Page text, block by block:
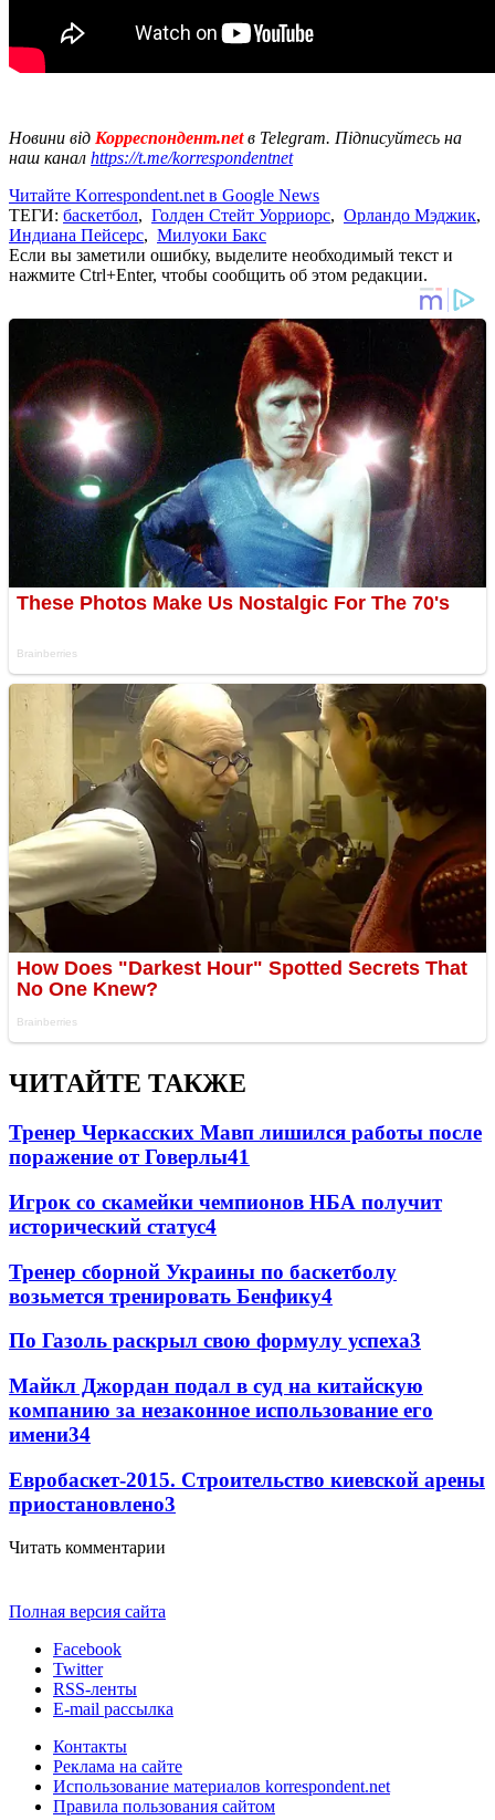
Новини від Корреспондент.netв Telegram. Підписуйтесь на
наш канал https://t.me/korrespondentnet
Читайте Korrespondent.net в Google News
ТЕГИ: баскетбол, Голден Стейт Уорриорс, Орландо Мэджик,
Индиана Пейсерс, Милуоки Бакс
Если вы заметили ошибку, выделите необходимый текст и
нажмите Ctrl+Enter, чтобы сообщить об этом редакции.
ЧИТАЙТЕ ТАКЖЕ
Тренер Черкасских Мавп лишился работы после
поражение от Говерлы41
Игрок со скамейки чемпионов НБА получит
исторический статус4
Тренер сборной Украины по баскетболу
возьмется тренировать Бенфику4
По Газоль раскрыл свою формулу успеха3
Майкл Джордан подал в суд на китайскую
компанию за незаконное использование его
имени34
Евробаскет-2015. Строительство киевской арены
приостановлено3
Читать комментарии
Полная версия сайта
Facebook
Twitter
RSS-ленты
E-mail рассылка
Контакты
Реклама на сайте
Использование материалов korrespondent.net
Правила пользования сайтом